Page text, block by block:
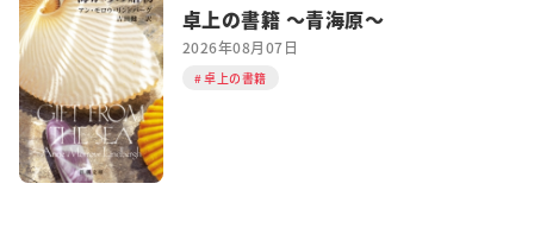
卓上の書籍 ～青海原～
2026年08月07日
卓上の書籍